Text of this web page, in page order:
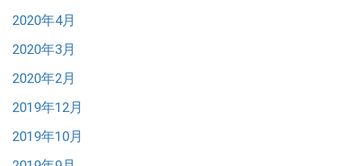
2020年4月
2020年3月
2020年2月
2019年12月
2019年10月